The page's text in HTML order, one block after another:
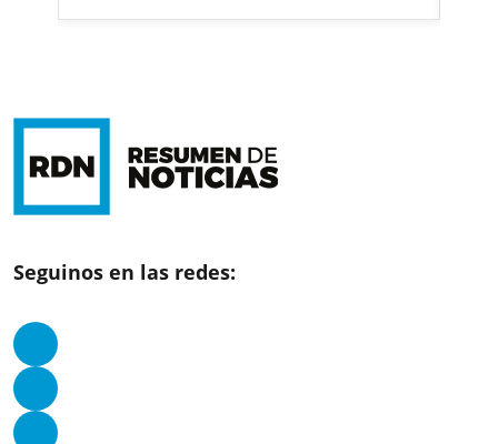
Seguinos en las redes: